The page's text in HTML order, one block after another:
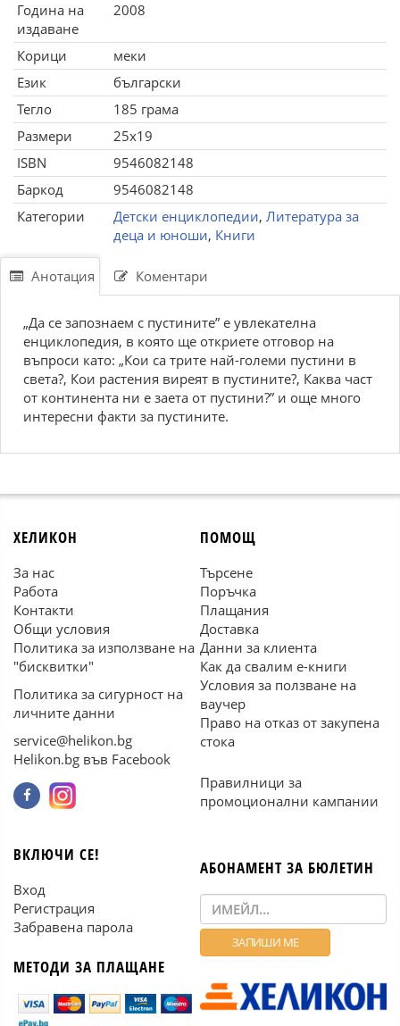
Година на
издаване
2008
Корици
меки
Език
български
Тегло
185 грама
Размери
25x19
ISBN
9546082148
Баркод
9546082148
Категории
Детски енциклопедии, Литература за
деца и юноши, Книги
Анотация Коментари
„Да се запознаем с пустините” е увлекателна
енциклопедия, в която ще откриете отговор на
въпроси като: „Кои са трите най-големи пустини в
света?, Кои растения виреят в пустините?, Каква част
от континента ни е заета от пустини?” и още много
интересни факти за пустините.
ХЕЛИКОН
За нас
Работа
Контакти
Общи условия
Политика за използване на
"бисквитки"
Политика за сигурност на
личните данни
service@helikon.bg
Helikon.bg във Facebook
ПОМОЩ
Търсене
Поръчка
Плащания
Доставка
Данни за клиента
Как да свалим е-книги
Условия за ползване на
ваучер
Право на отказ от закупена
стока
Правилници за
промоционални кампании
ВКЛЮЧИ СЕ!
Вход
Регистрация
Забравена парола
МЕТОДИ ЗА ПЛАЩАНЕ
АБОНАМЕНТ ЗА БЮЛЕТИН